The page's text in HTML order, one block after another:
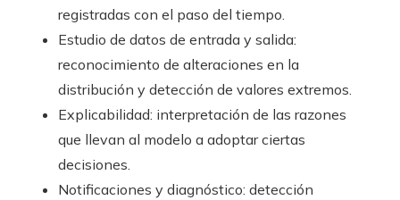
registradas con el paso del tiempo.
Estudio de datos de entrada y salida:
reconocimiento de alteraciones en la
distribución y detección de valores extremos.
Explicabilidad: interpretación de las razones
que llevan al modelo a adoptar ciertas
decisiones.
Notificaciones y diagnóstico: detección